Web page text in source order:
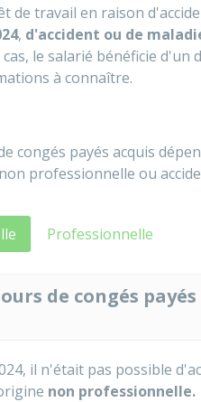
de travail en raison
, d'accident ou de
le salarié bénéficie
à connaître.
congés payés acquis
professionnelle ou
Professionnelle
de congés
il n'était pas possible
non professionnelle.